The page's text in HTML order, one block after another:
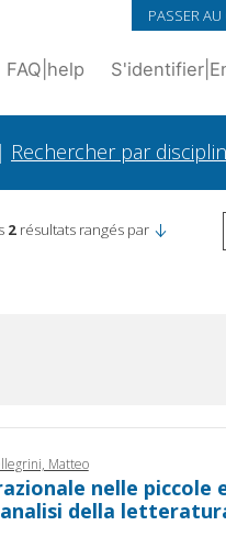
PASSER
FAQ help S'identifier
| Rechercher par
2 résultats rangés par
Matteo
nelle piccole
della